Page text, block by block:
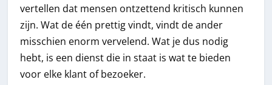
vertellen dat mensen ontzettend kritisch kunnen
zijn. Wat de één prettig vindt, vindt de ander
misschien enorm vervelend. Wat je dus nodig
hebt, is een dienst die in staat is wat te bieden
voor elke klant of bezoeker.